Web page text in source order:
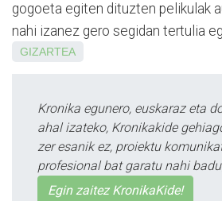
gogoeta egiten dituzten pelikulak
nahi izanez gero segidan tertulia
GIZARTEA
Kronika egunero, euskaraz eta
ahal izateko, Kronikakide
zer esanik ez, proiektu
profesional bat garatu nahi
Egin zaitez KronikaKide!